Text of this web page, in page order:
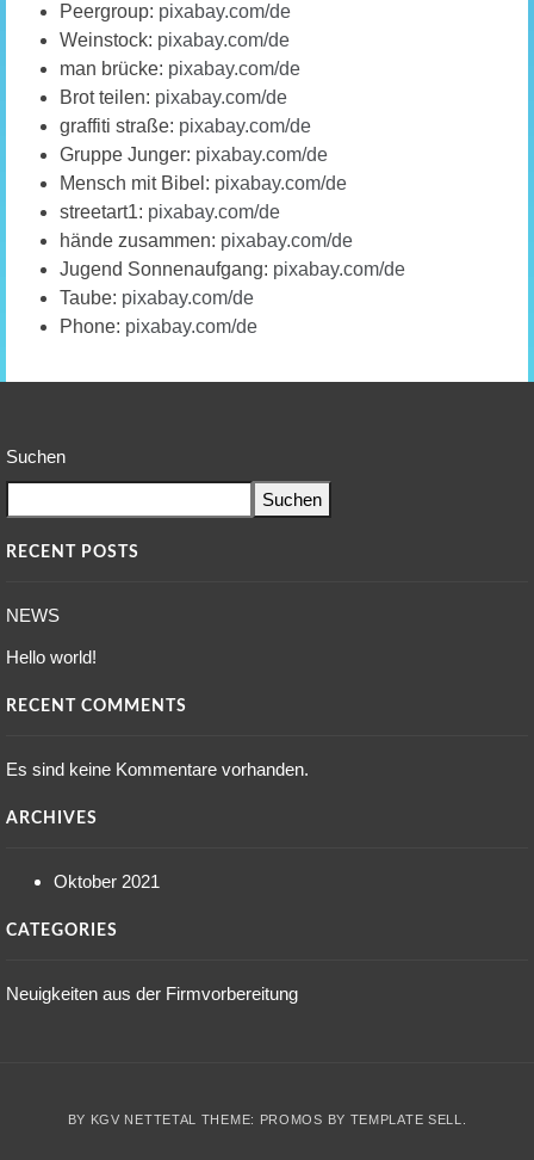
Peergroup: pixabay.com/de
Weinstock: pixabay.com/de
man brücke: pixabay.com/de
Brot teilen: pixabay.com/de
graffiti straße: pixabay.com/de
Gruppe Junger: pixabay.com/de
Mensch mit Bibel: pixabay.com/de
streetart1: pixabay.com/de
hände zusammen: pixabay.com/de
Jugend Sonnenaufgang: pixabay.com/de
Taube: pixabay.com/de
Phone: pixabay.com/de
Suchen
Suchen
RECENT POSTS
NEWS
Hello world!
RECENT COMMENTS
Es sind keine Kommentare vorhanden.
ARCHIVES
Oktober 2021
CATEGORIES
Neuigkeiten aus der Firmvorbereitung
BY KGV NETTETAL THEME: PROMOS BY TEMPLATE SELL